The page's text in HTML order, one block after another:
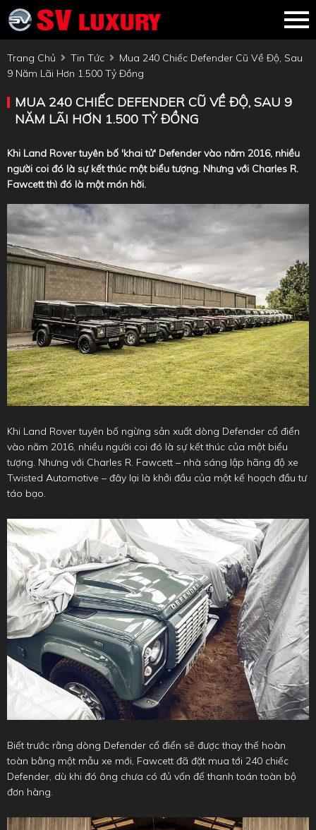
Trang Chủ Tin Tức
Mua 240 Chiếc Defender Cũ Về Độ, Sau
9 Năm Lãi Hơn 1.500 Tỷ Đồng
MUA 240 CHIẾC DEFENDER CŨ VỀ ĐỘ, SAU 9
NĂM LÃI HƠN 1.500 TỶ ĐỒNG
Khi Land Rover tuyên bố 'khai tử' Defender vào năm 2016, nhiều
người coi đó là sự kết thúc một biểu tượng. Nhưng với Charles R.
Fawcett thì đó là một món hời.
Khi Land Rover tuyên bố ngừng sản xuất dòng Defender cổ điển
vào năm 2016, nhiều người coi đó là sự kết thúc của một biểu
tượng. Nhưng với Charles R. Fawcett – nhà sáng lập hãng độ xe
Twisted Automotive – đây lại là khởi đầu của một kế hoạch đầu tư
táo bạo.
Biết trước rằng dòng Defender cổ điển sẽ được thay thế hoàn
toàn bằng một mẫu xe mới, Fawcett đã đặt mua tới 240 chiếc
Defender, dù khi đó ông chưa có đủ vốn để thanh toán toàn bộ
đơn hàng.